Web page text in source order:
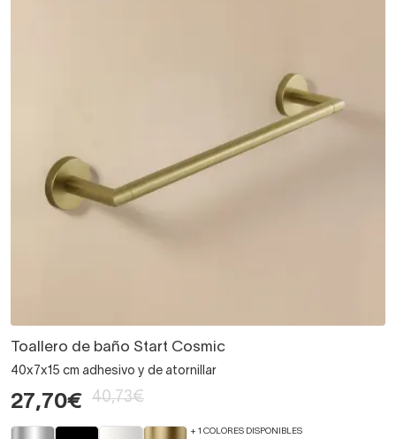
Toallero de baño Start Cosmic
40x7x15 cm adhesivo y de atornillar
27,70€ 40,73€
+ 1 COLORES DISPONIBLES